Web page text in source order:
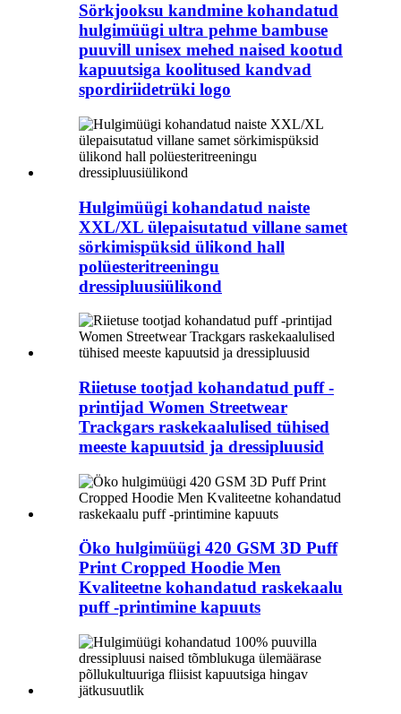
Sörkjooksu kandmine kohandatud
hulgimüügi ultra pehme bambuse
puuvill unisex mehed naised kootud
kapuutsiga koolitused kandvad
spordiriidetrüki logo
Hulgimüügi kohandatud naiste
XXL/XL ülepaisutatud villane samet
sörkimispüksid ülikond hall
polüesteritreeningu
dressipluusiülikond
Riietuse tootjad kohandatud puff -
printijad Women Streetwear
Trackgars raskekaalulised tühised
meeste kapuutsid ja dressipluusid
Öko hulgimüügi 420 GSM 3D Puff
Print Cropped Hoodie Men
Kvaliteetne kohandatud raskekaalu
puff -printimine kapuuts